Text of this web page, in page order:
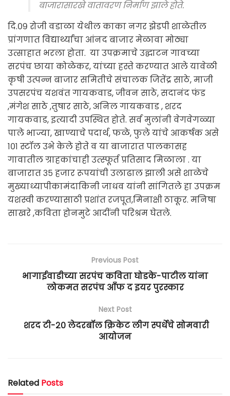
बाजारासारखे वातावरण निर्माण झाले होते.
दि.०९ रोजी वडाळा येथील काका नगर झेडपी शाळेतील
प्रांगणात विद्यार्थ्यांचा आंनद बाजार मेळावा मोठ्या
उत्साहात भरला होता. या उपक्रमाचे उद्घाटन गावच्या
सरपंच छाया कोळेकर, यांच्या हस्ते करण्यात आले यावेळी
कृषी उत्पन्न बाजार समितीचे संचालक जितेंद्र साठे, माजी
उपसरपंच यशवंत गायकवाड, जीवन साठे, सदानंद फंड
,मंगेश साठे ,तुषार साठे, अनिल गायकवाड , शरद
गायकवाड, इत्यादी उपस्थित होते. सर्व मुलांनी वेगवेगळ्या
पाले भाज्या, खाण्याचे पदार्थ, फळे, फुले यांचे आकर्षक असे
१०१ स्टॉल उभे केले होते व या बाजारात पालकासह
गावातील ग्राहकांचाही उत्स्फूर्त प्रतिसाद मिळाला . या
बाजारात ३५ हजार रूपयांची उलाढाल झाली असे शाळेचे
मुख्याध्यापीकामंदाकिनी जाधव यांनी सांगितले हा उपक्रम
यशस्वी करण्यासाठी प्रशांत रजपूत,मिनाक्षी ठाकूर. मनिषा
साखरे ,कविता होनमुटे आदींनी परिश्रम घेतले.
Previous Post
भागाईवाडीच्या सरपंच कविता घोडके-पाटील यांना
लोकमत सरपंच आँफ द इयर पुरस्कार
Next Post
शरद टी-२० लेदरबॉल क्रिकेट लीग स्पर्धेचे सोमवारी
आयोजन
Related Posts